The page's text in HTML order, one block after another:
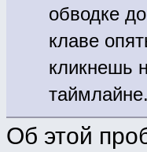
обводке
клаве
кликнешь
Об этой